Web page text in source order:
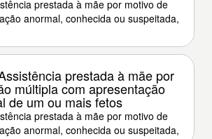
prestada à mãe por motivo de
anormal, conhecida ou suspeitada,
prestada à mãe por
múltipla com apresentação
de um ou mais fetos
prestada à mãe por motivo de
anormal, conhecida ou suspeitada,